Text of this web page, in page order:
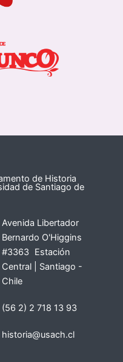
de Historia
de Santiago de
Avenida Libertador
Bernardo O'Higgins
#3363 Estación
Central | Santiago -
Chile
(56 2) 2 718 13 93
historia@usach.cl